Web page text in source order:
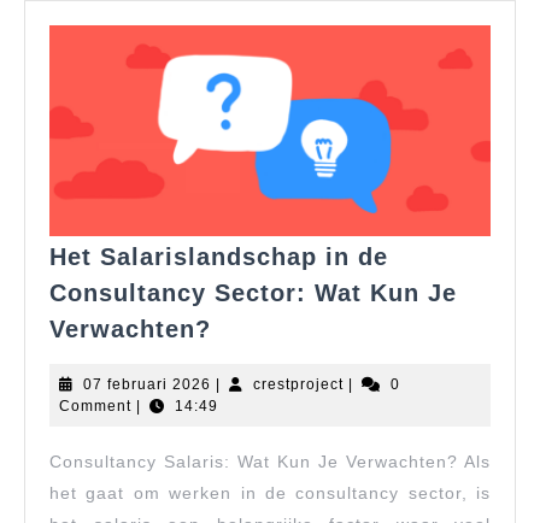
Het Salarislandschap in de
Consultancy Sector: Wat Kun Je
Verwachten?
in
de
Sector:
Wat
07 februari 2026 07
februari
crestprojectcrestproject
0
Comment
14:49
Consultancy Salaris: Wat Kun Je Verwachten? Als
het gaat om werken in de consultancy sector, is